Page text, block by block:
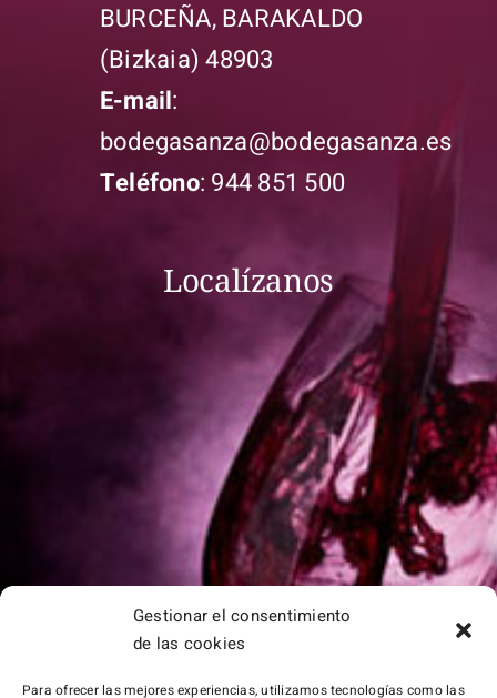
Gestionar el consentimiento
de las cookies
Para ofrecer las mejores experiencias, utilizamos tecnologías como las
BURCEÑA, BARAKALDO
(Bizkaia) 48903
E-mail:
bodegasanza@bodegasanza.es
Teléfono: 944 851 500
Localízanos
Aviso Legal|Política de Privacidad|Política de